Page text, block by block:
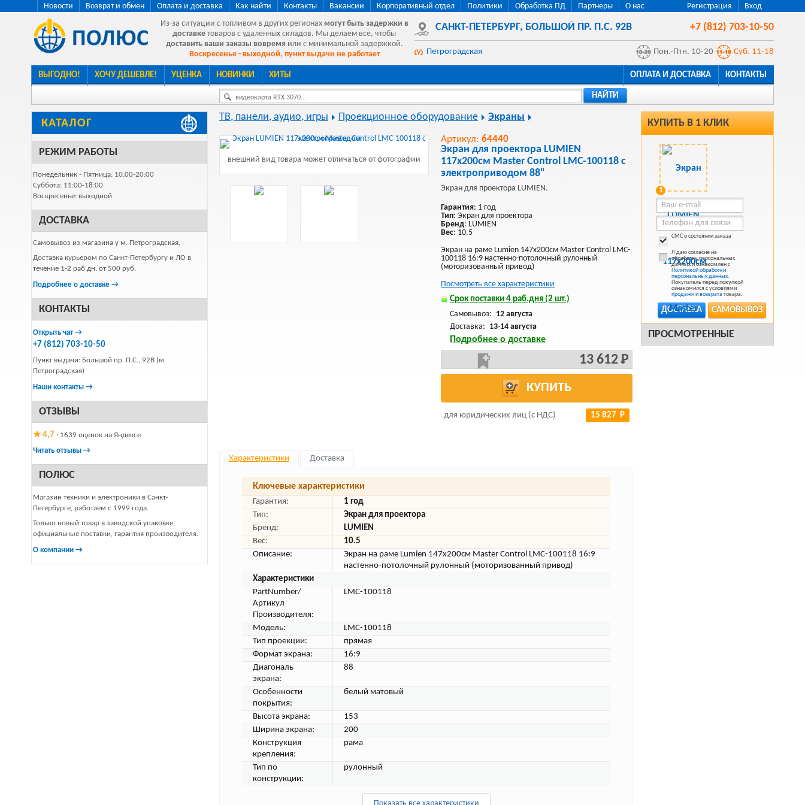
Регистрация Вход
Новости Возврат и обмен Оплата и доставка Как найти Контакты Вакансии Корпоративный отдел Политики Обработка ПД Партнеры
О нас
Из-за ситуации с топливом в других регионах могут быть задержки в
доставке товаров с удаленных складов. Мы делаем все, чтобы
доставить ваши заказы вовремя или с минимальной задержкой.
Воскресенье - выходной, пункт выдачи не работает
САНКТ-ПЕТЕРБУРГ, БОЛЬШОЙ ПР. П.С. 92В +7 (812) 703-10-50
Петроградская Пон.-Птн. 10-20 Суб. 11-18
ВЫГОДНО! ХОЧУ ДЕШЕВЛЕ! УЦЕНКА НОВИНКИ ХИТЫ ОПЛАТА И ДОСТАВКА КОНТАКТЫ
видеокарта RTX 3070... НАЙТИ
КАТАЛОГ
РЕЖИМ РАБОТЫ
Понедельник - Пятница: 10:00-20:00
Суббота: 11:00-18:00
Воскресенье: выходной
ДОСТАВКА
Самовывоз из магазина у м. Петроградская.
Доставка курьером по Санкт-Петербургу и ЛО в
течение 1-2 раб.дн. от 500 руб.
Подробнее о доставке →
КОНТАКТЫ
Открыть чат →
+7 (812) 703-10-50
Пункт выдачи: Большой пр. П.С., 92В (м.
Петроградская)
Наши контакты →
ОТЗЫВЫ
★ 4,7 · 1639 оценок на Яндексе
Читать отзывы →
ПОЛЮС
Магазин техники и электроники в Санкт-
Петербурге, работаем с 1999 года.
Только новый товар в заводской упаковке,
официальные поставки, гарантия производителя.
О компании →
КУПИТЬ В 1 КЛИК
1
СМС о состоянии заказа
Я даю согласие на
обработку персональных
данных и ознакомлен с
Политикой обработки
персональных данных.
Покупатель перед покупкой
ознакомился с условиями
продажиивозврататовара.
САМОВЫВОЗ
ДОСТАВКА
ПРОСМОТРЕННЫЕ
ТВ, панели, аудио, игры Проекционное оборудование Экраны
внешний вид товара может отличаться от фотографии
Артикул: 64440
Экран для проектора LUMIEN
117x200см Master Control LMC-100118 с
электроприводом 88"
Экран для проектора LUMIEN.
Гарантия: 1 год
Тип: Экран для проектора
Бренд: LUMIEN
Вес: 10.5
Экран на раме Lumien 147x200см Master Control LMC-
100118 16:9 настенно-потолочный рулонный
(моторизованный привод)
Посмотреть все характеристики
Срок поставки 4 раб.дня (2 шт.)
Самовывоз: 12 августа
Доставка: 13-14 августа
Подробнее о доставке
13 612 Р
КУПИТЬ
для юридических лиц (с НДС) 15 827 Р
Характеристики Доставка
Ключевые характеристики
Гарантия:
1 год
Тип:
Экран для проектора
Бренд:
LUMIEN
Вес:
10.5
Описание:
Экран на раме Lumien 147x200см Master Control LMC-100118 16:9
настенно-потолочный рулонный (моторизованный привод)
Характеристики
PartNumber/
Артикул
Производителя:
LMC-100118
Модель:
LMC-100118
Тип проекции:
прямая
Формат экрана:
16:9
Диагональ
экрана:
88
Особенности
покрытия:
белый матовый
Высота экрана:
153
Ширина экрана:
200
Конструкция
крепления:
рама
Тип по
конструкции:
рулонный